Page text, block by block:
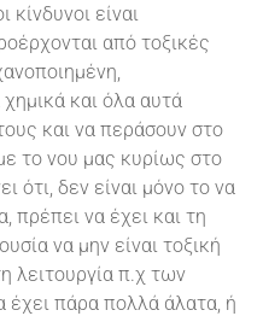
κίνδυνοι είναι
από τοξικές
και όλα αυτά
και να περάσουν στο
το νου μας κυρίως στο
ότι, δεν είναι μόνο το να
πρέπει να έχει και τη
να μην είναι τοξική
λειτουργία π.χ των
έχει πάρα πολλά άλατα, ή